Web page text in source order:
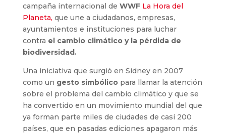
campaña internacional de WWF La Hora del
Planeta, que une a ciudadanos, empresas,
ayuntamientos e instituciones para luchar
contra el cambio climático y la pérdida de
biodiversidad.
Una iniciativa que surgió en Sidney en 2007
como un gesto simbólico para llamar la atención
sobre el problema del cambio climático y que se
ha convertido en un movimiento mundial del que
ya forman parte miles de ciudades de casi 200
países, que en pasadas ediciones apagaron más